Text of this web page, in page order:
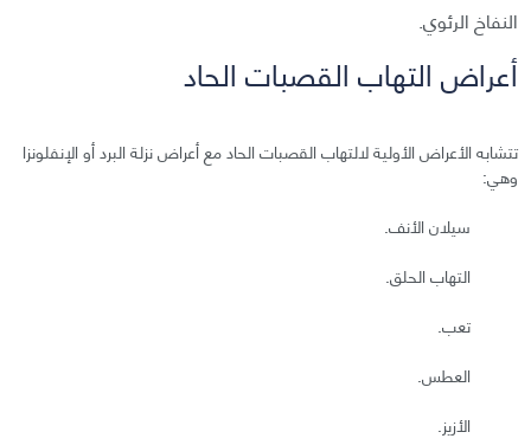
النفاخ الرئوي.
أعراض التهاب القصبات الحاد
تتشابه الأعراض الأولية لالتهاب القصبات الحاد مع أعراض نزلة البرد أو الإنفلونزا
وهي:
سيلان الأنف.
التهاب الحلق.
تعب.
العطس.
الأزيز.